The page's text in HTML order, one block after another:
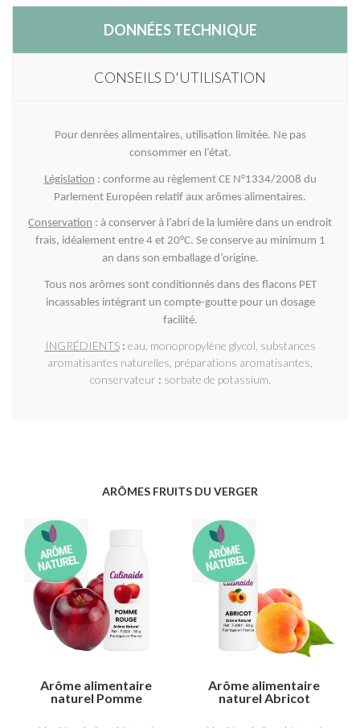
DONNÉES TECHNIQUE
CONSEILS D'UTILISATION
Pour denrées alimentaires, utilisation limitée. Ne pas
consommer en l’état.
Législation : conforme au règlement CE N°1334/2008 du
Parlement Européen relatif aux arômes alimentaires.
Conservation : à conserver à l’abri de la lumière dans un endroit
frais, idéalement entre 4 et 20°C. Se conserve au minimum 1
an dans son emballage d’origine.
Tous nos arômes sont conditionnés dans des flacons PET
incassables intégrant un compte-goutte pour un dosage
facilité.
INGRÉDIENTS : eau, monopropylène glycol, substances
aromatisantes naturelles, préparations aromatisantes,
conservateur : sorbate de potassium.
ARÔMES FRUITS DU VERGER
Arôme alimentaire
naturel Pomme
Arôme alimentaire
naturel Abricot